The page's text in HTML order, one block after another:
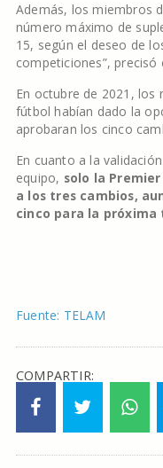
Además, los miembros
número máximo de
15, según el deseo de
competiciones”, precisó
En octubre de 2021, los
fútbol habían dado la
aprobaran los cinco
En cuanto a la
equipo, solo la
a los tres cambios,
cinco para la próxima
Fuente: TELAM
COMPARTIR: